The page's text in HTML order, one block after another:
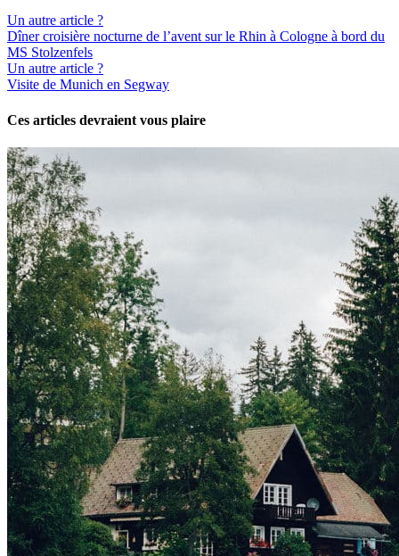
Un autre article ?
Dîner croisière nocturne de l’avent sur le Rhin à Cologne à bord du
MS Stolzenfels
Un autre article ?
Visite de Munich en Segway
Ces articles devraient vous plaire